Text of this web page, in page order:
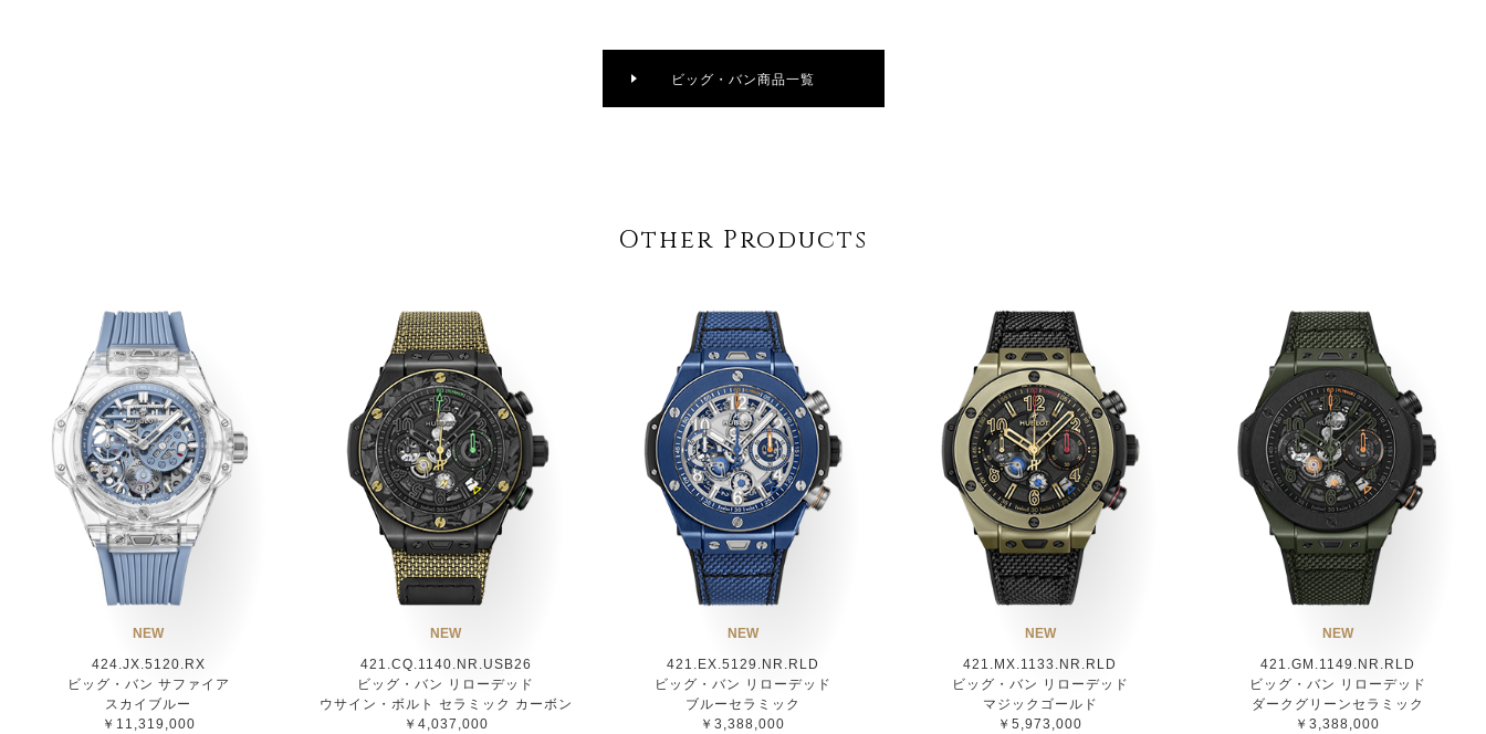
ビッグ・バン商品一覧
Other Products
NEW
424.JX.5120.RX
ビッグ・バン サファイア
スカイブルー
￥11,319,000
NEW
421.CQ.1140.NR.USB26
ビッグ・バン リローデッド
ウサイン・ボルト セラミック カーボン
￥4,037,000
NEW
421.EX.5129.NR.RLD
ビッグ・バン リローデッド
ブルーセラミック
￥3,388,000
NEW
421.MX.1133.NR.RLD
ビッグ・バン リローデッド
マジックゴールド
￥5,973,000
NEW
421.GM.1149.NR.RLD
ビッグ・バン リローデッド
ダークグリーンセラミック
￥3,388,000